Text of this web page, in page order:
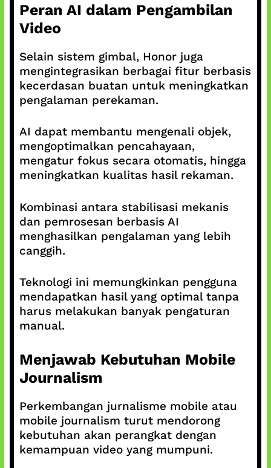
Peran AI dalam Pengambilan
Video
Selain sistem gimbal, Honor juga
mengintegrasikan berbagai fitur berbasis
kecerdasan buatan untuk meningkatkan
pengalaman perekaman.
AI dapat membantu mengenali objek,
mengoptimalkan pencahayaan,
mengatur fokus secara otomatis, hingga
meningkatkan kualitas hasil rekaman.
Kombinasi antara stabilisasi mekanis
dan pemrosesan berbasis AI
menghasilkan pengalaman yang lebih
canggih.
Teknologi ini memungkinkan pengguna
mendapatkan hasil yang optimal tanpa
harus melakukan banyak pengaturan
manual.
Menjawab Kebutuhan Mobile
Journalism
Perkembangan jurnalisme mobile atau
mobile journalism turut mendorong
kebutuhan akan perangkat dengan
kemampuan video yang mumpuni.